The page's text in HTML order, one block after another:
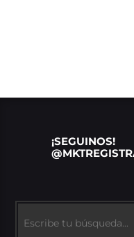
¡SEGUINOS!